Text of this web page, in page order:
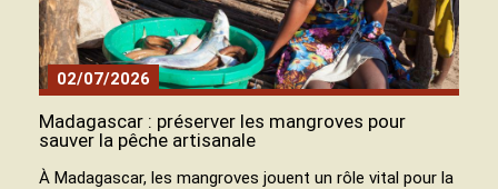
02/07/2026
Madagascar : préserver les mangroves pour
sauver la pêche artisanale
À Madagascar, les mangroves jouent un rôle vital pour la